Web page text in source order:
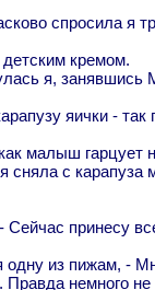
спросила я
кремом.
я, занявшись
яички - так
малыш гарцует
сняла с карапуза
Сейчас принесу
из пижам, -
немного не